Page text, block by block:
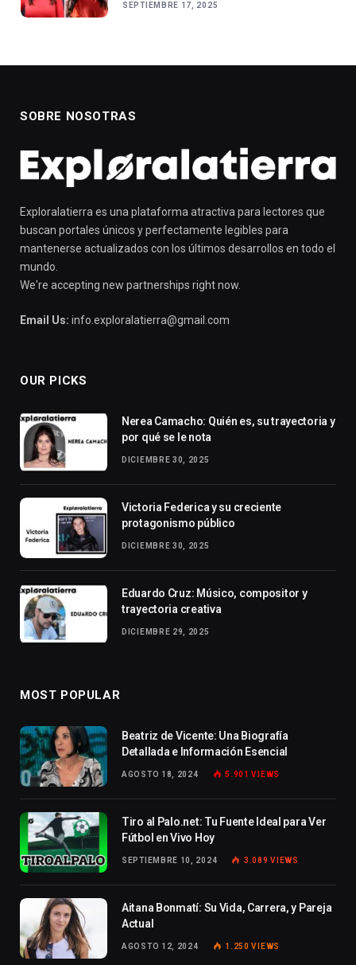
SEPTIEMBRE 17, 2025
SOBRE NOSOTRAS
Exploralatierra es una plataforma atractiva para lectores que
buscan portales únicos y perfectamente legibles para
mantenerse actualizados con los últimos desarrollos en todo el
mundo.
We're accepting new partnerships right now.
Email Us: info.exploralatierra@gmail.com
OUR PICKS
Nerea Camacho: Quién es, su trayectoria y
por qué se le nota
DICIEMBRE 30, 2025
Victoria Federica y su creciente
protagonismo público
DICIEMBRE 30, 2025
Eduardo Cruz: Músico, compositor y
trayectoria creativa
DICIEMBRE 29, 2025
MOST POPULAR
Beatriz de Vicente: Una Biografía
Detallada e Información Esencial
AGOSTO 18, 2024 5.901VIEWS
Tiro al Palo.net: Tu Fuente Ideal para Ver
Fútbol en Vivo Hoy
SEPTIEMBRE 10, 2024 3.089VIEWS
Aitana Bonmatí: Su Vida, Carrera, y Pareja
Actual
AGOSTO 12, 2024 1.250VIEWS